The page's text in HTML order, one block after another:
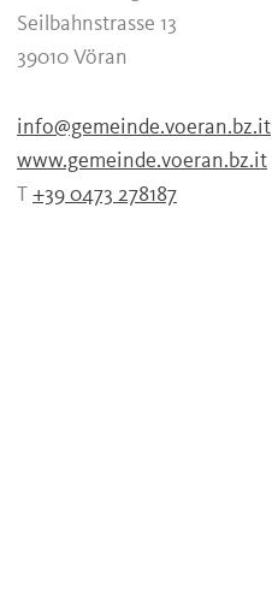
Seilbahnstrasse 13
39010 Vöran
info@gemeinde.voeran.bz.it
www.gemeinde.voeran.bz.it
T +39 0473 278187